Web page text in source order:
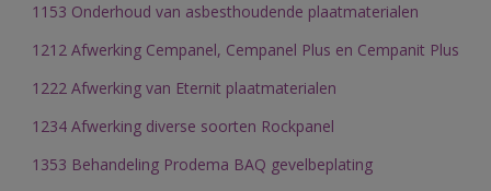
1153 Onderhoud van asbesthoudende plaatmaterialen
1212 Afwerking Cempanel, Cempanel Plus en Cempanit Plus
1222 Afwerking van Eternit plaatmaterialen
1234 Afwerking diverse soorten Rockpanel
1353 Behandeling Prodema BAQ gevelbeplating